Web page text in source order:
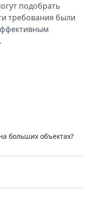
подобрать
требования были
больших объектах?